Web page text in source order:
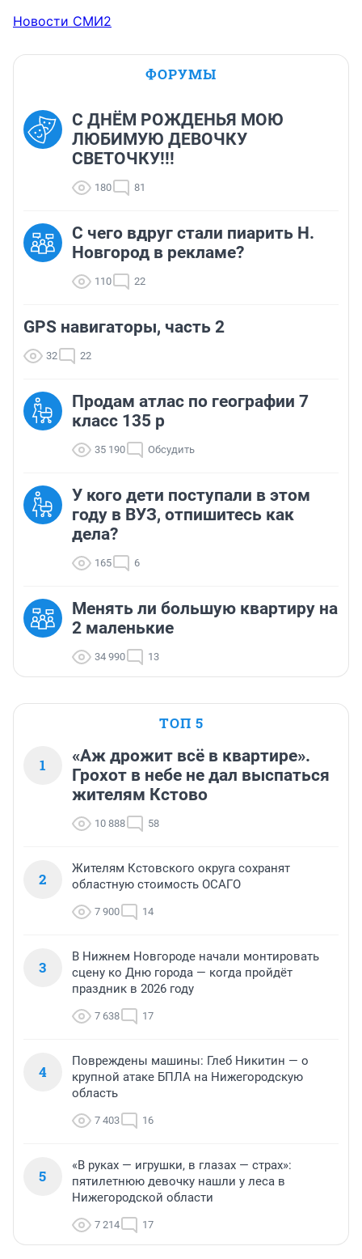
Новости СМИ2
ФОРУМЫ
С ДНЁМ РОЖДЕНЬЯ МОЮ
ЛЮБИМУЮ ДЕВОЧКУ
СВЕТОЧКУ!!!
180 81
С чего вдруг стали пиарить Н.
Новгород в рекламе?
110 22
GPS навигаторы, часть 2
32 22
Продам атлас по географии 7
класс 135 р
35 190 Обсудить
У кого дети поступали в этом
году в ВУЗ, отпишитесь как
дела?
165 6
Менять ли большую квартиру на
2 маленькие
34 990 13
ТОП 5
1
«Аж дрожит всё в квартире».
Грохот в небе не дал выспаться
жителям Кстово
10 888 58
2
Жителям Кстовского округа сохранят
областную стоимость ОСАГО
7 900 14
3
В Нижнем Новгороде начали монтировать
сцену ко Дню города — когда пройдёт
праздник в 2026 году
7 638 17
4
Повреждены машины: Глеб Никитин — о
крупной атаке БПЛА на Нижегородскую
область
7 403 16
5
«В руках — игрушки, в глазах — страх»:
пятилетнюю девочку нашли у леса в
Нижегородской области
7 214 17